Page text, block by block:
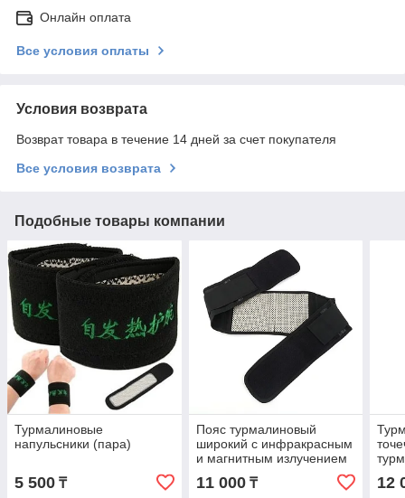
Онлайн оплата
Все условия оплаты
Условия возврата
Возврат товара в течение 14 дней за счет покупателя
Все условия возврата
Подобные товары компании
Турмалиновые
напульсники (пара)
5 500 ₸
Пояс турмалиновый
широкий с инфракрасным
и магнитным излучением
11 000₸ 12